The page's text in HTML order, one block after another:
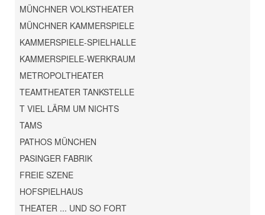
MÜNCHNER VOLKSTHEATER
MÜNCHNER KAMMERSPIELE
KAMMERSPIELE-SPIELHALLE
KAMMERSPIELE-WERKRAUM
METROPOLTHEATER
TEAMTHEATER TANKSTELLE
T VIEL LÄRM UM NICHTS
TAMS
PATHOS MÜNCHEN
PASINGER FABRIK
FREIE SZENE
HOFSPIELHAUS
THEATER ... UND SO FORT